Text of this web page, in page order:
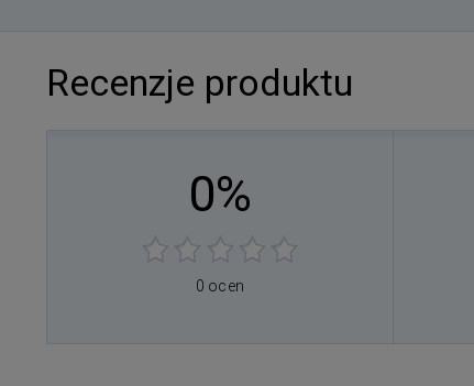
Recenzje produktu
0%
0 ocen